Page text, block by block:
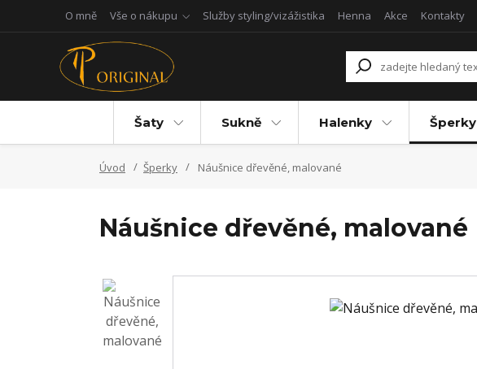
O mně Vše o nákupu Služby styling/vizážistika Henna Akce Kontakty
Šaty Sukně Halenky Šperky
Úvod Šperky Náušnice dřevěné, malované
Náušnice dřevěné, malované